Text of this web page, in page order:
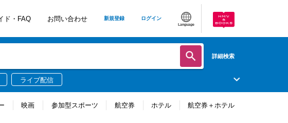
ド・FAQ お問い合わせ 新規登録 ログイン
Language
詳細検索
ライブ配信
映画 参加型スポーツ 航空券 ホテル 航空券＋ホテル